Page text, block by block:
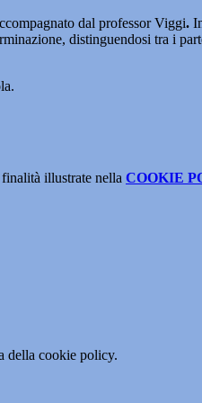
dal professor Viggi.
distinguendosi tra i
illustrate nella COOKIE
della cookie policy.